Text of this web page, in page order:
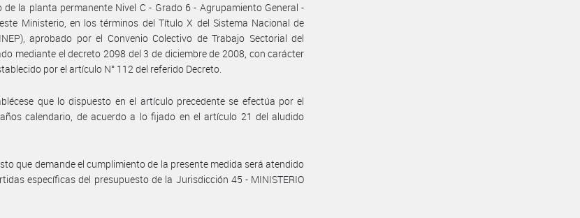
la planta permanente Nivel C - Grado 6 - Agrupamiento General -
Ministerio, en los términos del Título X del Sistema Nacional de
aprobado por el Convenio Colectivo de Trabajo Sectorial del
mediante el decreto 2098 del 3 de diciembre de 2008, con carácter
por el artículo N° 112 del referido Decreto.
que lo dispuesto en el artículo precedente se efectúa por el
calendario, de acuerdo a lo fijado en el artículo 21 del aludido
que demande el cumplimiento de la presente medida será atendido
específicas del presupuesto de la Jurisdicción 45 - MINISTERIO